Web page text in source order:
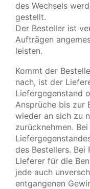
des Wechsels
gestellt.
Der Besteller ist
Aufträgen
leisten.
Kommt der
nach, ist der
Liefergegenstand
Ansprüche bis zur
wieder an sich zu
zurücknehmen.
des Bestellers.
Lieferer für die
jede auch
entgangenen